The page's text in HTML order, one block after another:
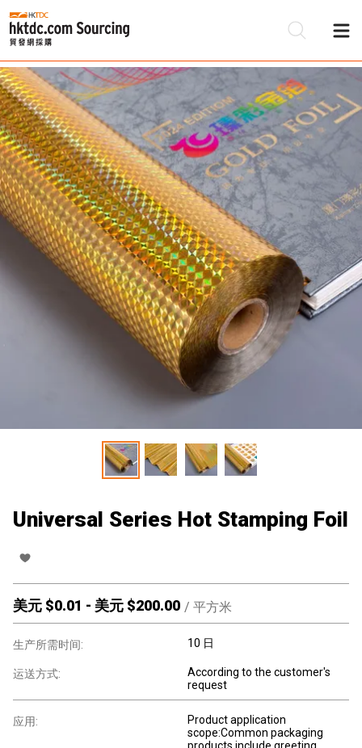
Universal Series Hot Stamping Foil
美元 $0.01 - 美元 $200.00 / 平方米
生产所需时间: 10 日
运送方式:
According to the customer's
request
应用:
Product application
scope:Common packaging